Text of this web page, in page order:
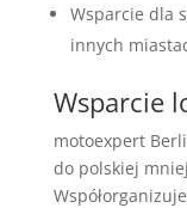
Wsparcie dla
innych
Wsparcie
motoexpert
do polskiej